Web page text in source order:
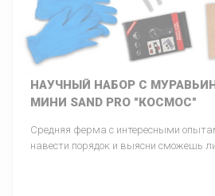
НАУЧНЫЙ НАБОР С
МИНИ SAND PRO "КОСМОС"
Средняя ферма с интересными
навести порядок и выясни сможешь